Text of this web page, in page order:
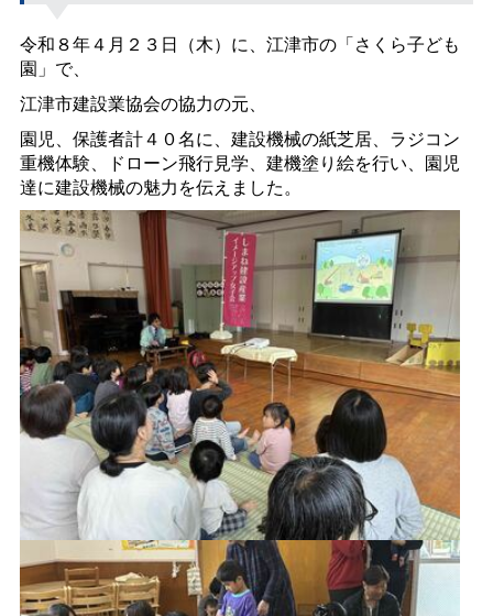
令和８年４月２３日（木）に、江津市の「さくら子ども
園」で、
江津市建設業協会の協力の元、
園児、保護者計４０名に、建設機械の紙芝居、ラジコン
重機体験、ドローン飛行見学、建機塗り絵を行い、園児
達に建設機械の魅力を伝えました。